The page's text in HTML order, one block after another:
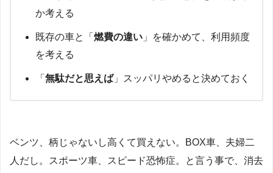
か考える
既存の車と「 燃費の違い 」を確かめて、利用頻度
を考える
「 無駄だと思えば」スッパリやめると決めておく
ベンツ、柄じゃないし高くて買えない。BOX車、夫婦二
人だし。スポーツ車、スピード恐怖症。と言う事で、消去